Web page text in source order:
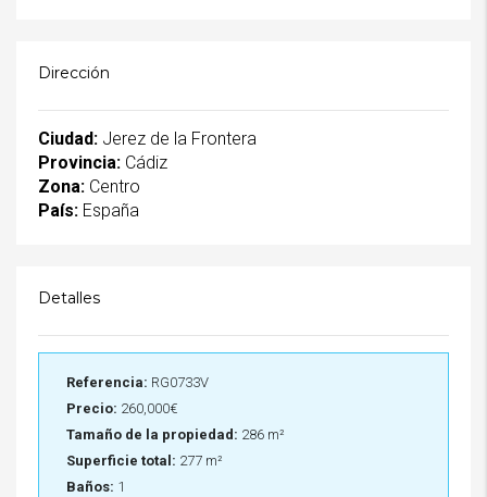
Dirección
Ciudad: Jerez de la Frontera
Provincia: Cádiz
Zona: Centro
País: España
Detalles
Referencia: RG0733V
Precio: 260,000€
Tamaño de la propiedad: 286 m²
Superficie total: 277 m²
Baños: 1